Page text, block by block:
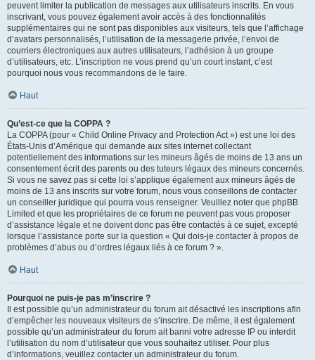
peuvent limiter la publication de messages aux utilisateurs inscrits. En vous
inscrivant, vous pouvez également avoir accès à des fonctionnalités
supplémentaires qui ne sont pas disponibles aux visiteurs, tels que l’affichage
d’avatars personnalisés, l’utilisation de la messagerie privée, l’envoi de
courriers électroniques aux autres utilisateurs, l’adhésion à un groupe
d’utilisateurs, etc. L’inscription ne vous prend qu’un court instant, c’est
pourquoi nous vous recommandons de le faire.
Haut
Qu’est-ce que la COPPA ?
La COPPA (pour « Child Online Privacy and Protection Act ») est une loi des
États-Unis d’Amérique qui demande aux sites internet collectant
potentiellement des informations sur les mineurs âgés de moins de 13 ans un
consentement écrit des parents ou des tuteurs légaux des mineurs concernés.
Si vous ne savez pas si cette loi s’applique également aux mineurs âgés de
moins de 13 ans inscrits sur votre forum, nous vous conseillons de contacter
un conseiller juridique qui pourra vous renseigner. Veuillez noter que phpBB
Limited et que les propriétaires de ce forum ne peuvent pas vous proposer
d’assistance légale et ne doivent donc pas être contactés à ce sujet, excepté
lorsque l’assistance porte sur la question « Qui dois-je contacter à propos de
problèmes d’abus ou d’ordres légaux liés à ce forum ? ».
Haut
Pourquoi ne puis-je pas m’inscrire ?
Il est possible qu’un administrateur du forum ait désactivé les inscriptions afin
d’empêcher les nouveaux visiteurs de s’inscrire. De même, il est également
possible qu’un administrateur du forum ait banni votre adresse IP ou interdit
l’utilisation du nom d’utilisateur que vous souhaitez utiliser. Pour plus
d’informations, veuillez contacter un administrateur du forum.